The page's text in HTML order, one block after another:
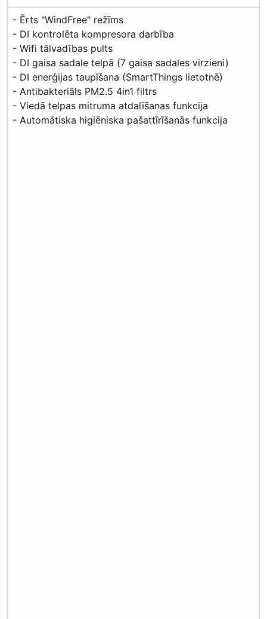
- Ērts "WindFree" režīms
- DI kontrolēta kompresora darbība
- Wifi tālvadības pults
- DI gaisa sadale telpā (7 gaisa sadales virzieni)
- DI enerģijas taupīšana (SmartThings lietotnē)
- Antibakteriāls PM2.5 4in1 filtrs
- Viedā telpas mitruma atdalīšanas funkcija
- Automātiska higiēniska pašattīrīšanās funkcija